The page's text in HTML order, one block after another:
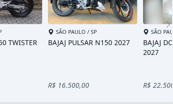
Carregando...
Carregando...